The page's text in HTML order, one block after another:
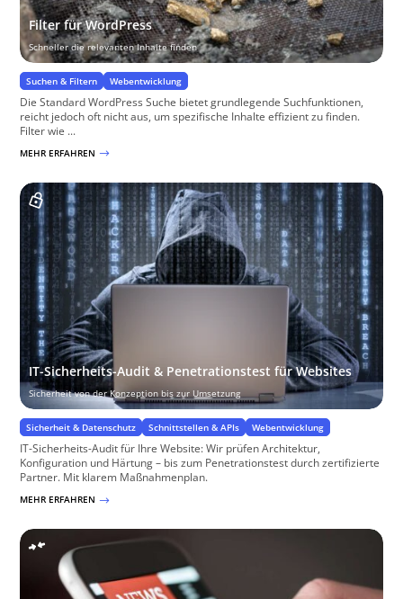
Filter für WordPress
Schneller die relevanten Inhalte finden
Suchen & Filtern Webentwicklung
Die Standard WordPress Suche bietet grundlegende Suchfunktionen,
reicht jedoch oft nicht aus, um spezifische Inhalte effizient zu finden.
Filter wie ...
MEHR ERFAHREN $
IT-Sicherheits-Audit & Penetrationstest für Websites
Sicherheit von der Konzeption bis zur Umsetzung
Sicherheit & Datenschutz Schnittstellen & APIs Webentwicklung
IT-Sicherheits-Audit für Ihre Website: Wir prüfen Architektur,
Konfiguration und Härtung – bis zum Penetrationstest durch zertifizierte
Partner. Mit klarem Maßnahmenplan.
MEHR ERFAHREN $